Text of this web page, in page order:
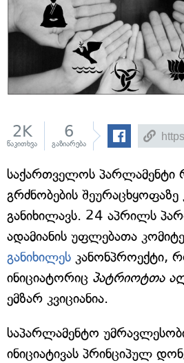
2K
წაკითხვა
6
გაზიარება
საქართველოს პარლამენტი
გრძნობების
განიხილავს. 24 აპრილს
ადამიანის უფლებათა
განიხილეს კანონპროექტი,
ინიციატორიც პატრიოტთა
ემზარ კვიციანია.
საპარლამენტო
ინიციატივას პრინციპულ